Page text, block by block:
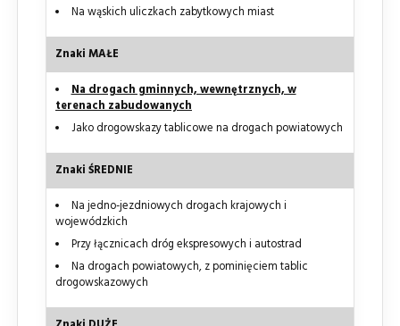
Na wąskich uliczkach zabytkowych miast
Znaki MAŁE
Na drogach gminnych, wewnętrznych, w
terenach zabudowanych
Jako drogowskazy tablicowe na drogach powiatowych
Znaki ŚREDNIE
Na jedno-jezdniowych drogach krajowych i
wojewódzkich
Przy łącznicach dróg ekspresowych i autostrad
Na drogach powiatowych, z pominięciem tablic
drogowskazowych